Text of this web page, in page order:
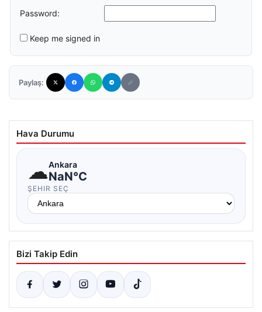
Password:
Keep me signed in
Paylaş:
Hava Durumu
☁Ankara
NaN°C
ŞEHIR SEÇ
Bizi Takip Edin